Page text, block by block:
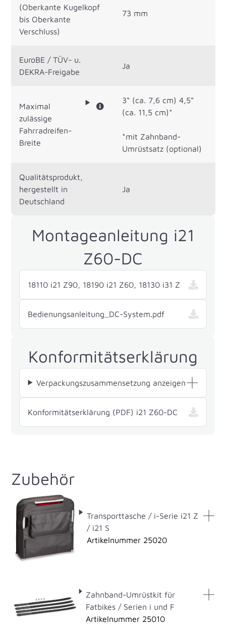
(Oberkante Kugelkopf
bis Oberkante
Verschluss)
73 mm
EuroBE / TÜV- u.
DEKRA-Freigabe
Ja
Maximal
zulässige
Fahrradreifen-
Breite
3“ (ca. 7,6 cm) 4,5“
(ca. 11,5 cm)*
*mit Zahnband-
Umrüstsatz (optional)
Qualitätsprodukt,
hergestellt in
Deutschland
Ja
Montageanleitung i21
Z60-DC
18110 i21 Z90, 18190 i21 Z60, 18130 i31 Z
Bedienungsanleitung_DC-System.pdf
Konformitätserklärung
Verpackungszusammensetzung anzeigen
Konformitätserklärung (PDF) i21 Z60-DC — i21 Z60-
Zubehör
Transporttasche / i-Serie i21 Z
/ i21 S
Artikelnummer 25020
Zahnband-Umrüstkit für
Fatbikes / Serien i und F
Artikelnummer 25010